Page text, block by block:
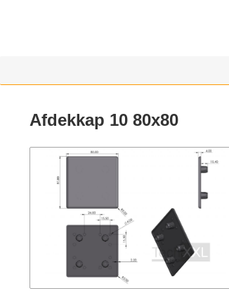
Afdekkap 10 80x80